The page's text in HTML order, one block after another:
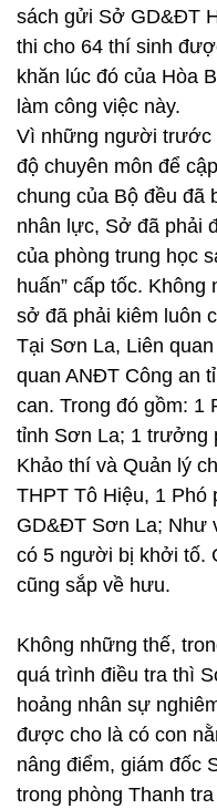
sách gửi Sở GD&ĐT
thi cho 64 thí sinh
khăn lúc đó của Hòa
làm công việc này.
Vì những người trước
độ chuyên môn để
chung của Bộ đều đã
nhân lực, Sở đã phải
của phòng trung học
huấn” cấp tốc.
sở đã phải kiêm luôn
Tại Sơn La, Liên
quan ANĐT Công an
can. Trong đó gồm: 1
tỉnh Sơn La; 1 trưởng
Khảo thí và Quản lý
THPT Tô Hiệu, 1
GD&ĐT Sơn La; Như
có 5 người bị khởi tố.
cũng sắp về hưu.
Không những thế,
quá trình điều tra thì
hoảng nhân sự
được cho là có con
nâng điểm, giám đốc
trong phòng Thanh